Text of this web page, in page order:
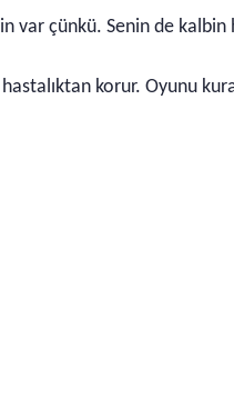
var çünkü. Senin de
korur. Oyunu